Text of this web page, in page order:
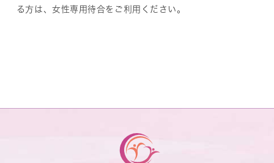
る方は、女性専用待合をご利用ください。